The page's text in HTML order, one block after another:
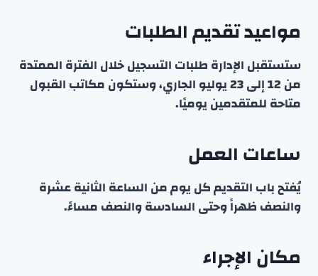
مواعيد تقديم الطلبات
ستستقبل الإدارة طلبات التسجيل خلال الفترة الممتدة
من 12 إلى 23 يوليو الجاري، وستكون مكاتب القبول
متاحة للمتقدمين يوميًا.
ساعات العمل
يُفتح باب التقديم كل يوم من الساعة الثانية عشرة
والنصف ظهراً وحتى السادسة والنصف مساءً.
مكان الإجراء